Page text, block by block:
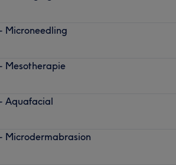
Microneedling
Mesotherapie
Aquafacial
Microdermabrasion